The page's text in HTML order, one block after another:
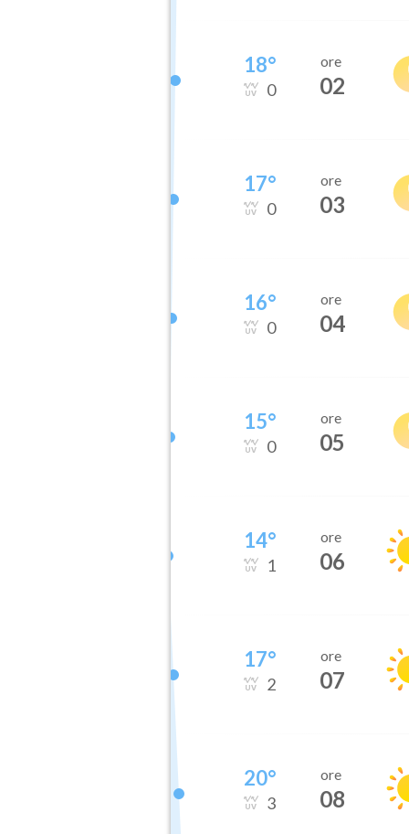
18°
0
ore
02
17°
0
ore
03
16°
0
ore
04
15°
0
ore
05
14°
1
ore
06
17°
2
ore
07
20°
3
ore
08